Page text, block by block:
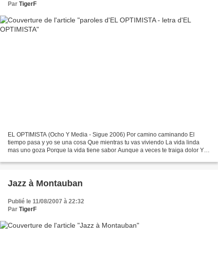
Par TigerF
EL OPTIMISTA (Ocho Y Media - Sigue 2006) Por camino caminando El
tiempo pasa y yo se una cosa Que mientras tu vas viviendo La vida linda
mas uno goza Porque la vida tiene sabor Aunque a veces te traiga dolor Y
Jazz à Montauban
Publié le 11/08/2007 à 22:32
Par TigerF